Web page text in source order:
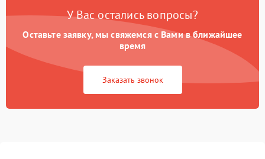
Поломка системы GPS 2000 ₽ Подробнее →
Повреждение системы
защиты от перегрузок
1500 ₽
автоматического
1500 ₽ Подробнее →
У Вас остались вопросы?
Оставьте заявку, мы свяжемся с Вами в ближайшее
время
Заказать звонок